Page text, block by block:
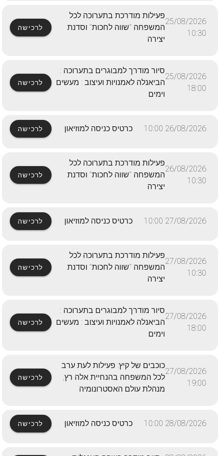
25/08/2026
10:30
פעילות מודרכת בתערוכה לכל
המשפחה "שווה לחכות" וסדנת
יצירה
לרכישה
25/08/2026
18:00
סיור מודרך למבוגרים בתערוכה :
הביאנלה לאמנויות ועיצוב : מעשים
וימים
לרכישה
26/08/2026 10:00 כרטיס כניסה למוזיאון לרכישה
26/08/2026
10:30
פעילות מודרכת בתערוכה לכל
המשפחה "שווה לחכות" וסדנת
יצירה
לרכישה
27/08/2026 10:00 כרטיס כניסה למוזיאון לרכישה
27/08/2026
10:30
פעילות מודרכת בתערוכה לכל
המשפחה "שווה לחכות" וסדנת
יצירה
לרכישה
27/08/2026
18:00
סיור מודרך למבוגרים בתערוכה :
הביאנלה לאמנויות ועיצוב : מעשים
וימים
לרכישה
27/08/2026
19:00
כוכבים של קיץ: פעילות לעת ערב
לכל המשפחה בהנחיית אלה רץ,
מנהלת עולם האסטרונומיה
לרכישה
28/08/2026 10:00 כרטיס כניסה למוזיאון לרכישה